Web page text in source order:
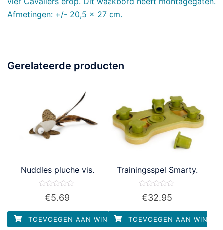
Afmetingen: +/- 20,5 x 27 cm.
Gerelateerde producten
Nuddles pluche vis.
Waardering
5
€5.69
TOEVOEGEN AAN WINKELWAGEN
Trainingsspel Smarty.
Waardering
0
5
€32.95
TOEVOEGEN AAN